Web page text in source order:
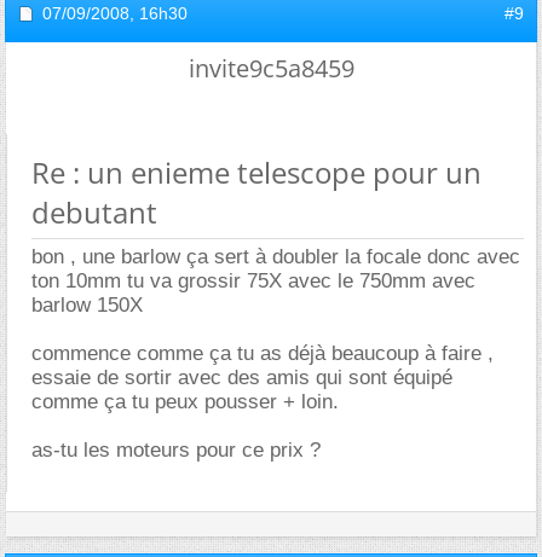
07/09/2008, 16h30 #9
invite9c5a8459
Re : un enieme telescope pour un
debutant
bon , une barlow ça sert à doubler la focale donc avec
ton 10mm tu va grossir 75X avec le 750mm avec
barlow 150X
commence comme ça tu as déjà beaucoup à faire ,
essaie de sortir avec des amis qui sont équipé
comme ça tu peux pousser + loin.
as-tu les moteurs pour ce prix ?